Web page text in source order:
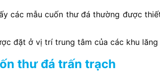
các mẫu cuốn thư đá thường được
đặt ở vị trí trung tâm của các khu
thư đá trấn trạch